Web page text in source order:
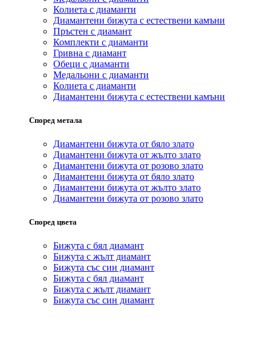
Колиета с диаманти
Диамантени бижута с естествени камъни
Пръстен с диамант
Комплекти с диаманти
Гривнa с диамант
Обеци с диаманти
Медальони с диаманти
Колиета с диаманти
Диамантени бижута с естествени камъни
Според метала
Диамантени бижута от бяло злато
Диамантени бижута от жълто злато
Диамантени бижута от розово злато
Диамантени бижута от бяло злато
Диамантени бижута от жълто злато
Диамантени бижута от розово злато
Според цвета
Бижута с бял диамант
Бижута с жълт диамант
Бижута със син диамант
Бижута с бял диамант
Бижута с жълт диамант
Бижута със син диамант